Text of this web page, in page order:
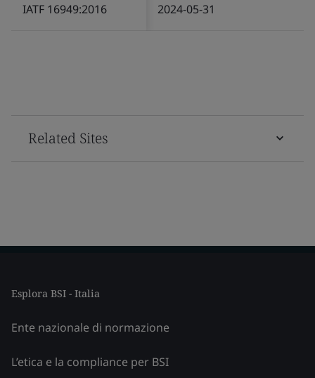
IATF 16949:2016 2024-05-31
Related Sites
Esplora BSI - Italia
Ente nazionale di normazione
L’etica e la compliance per BSI